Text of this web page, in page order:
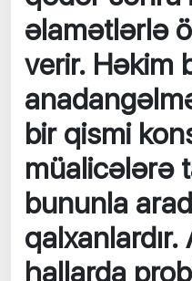
əlamətlərlə
verir. Həkim
bir qismi
müalicələrə
bununla
qalxanlardır.
hallarda